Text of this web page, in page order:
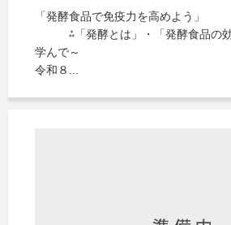
「発酵食品で免疫力を高めよう」
⁂「発酵とは」・「発酵食品の効
学んで～
令和８...